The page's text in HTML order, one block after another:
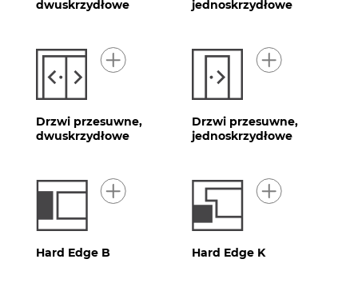
dwuskrzydłowe
jednoskrzydłowe
Drzwi przesuwne,
dwuskrzydłowe
Drzwi przesuwne,
jednoskrzydłowe
Hard Edge B Hard Edge K